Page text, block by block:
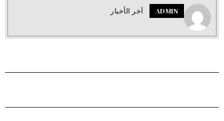
ADMIN اَخر الأخبار